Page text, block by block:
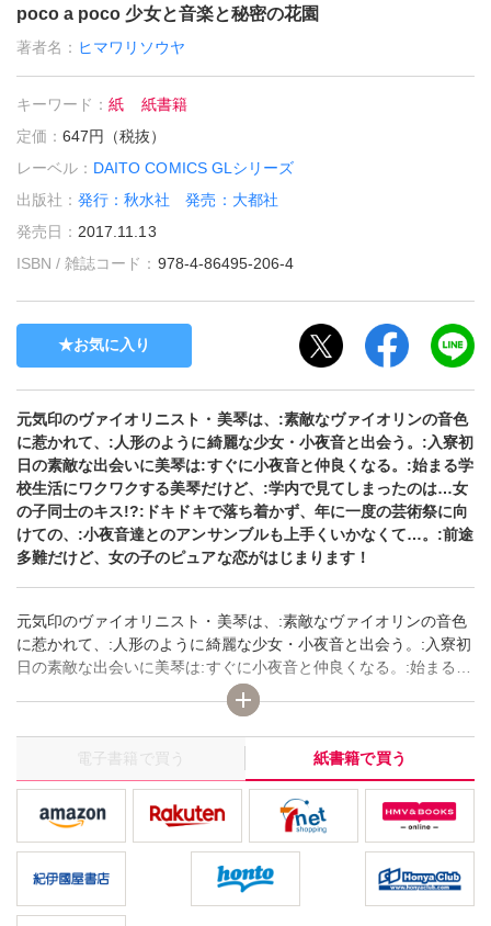
poco a poco 少女と音楽と秘密の花園
著者名： ヒマワリソウヤ
キーワード：紙
紙書籍
定価：647円（税抜）
レーベル： DAITO COMICS GLシリーズ
出版社：発行：秋水社 発売：大都社
発売日： 2017.11.13
ISBN / 雑誌コード： 978-4-86495-206-4
お気に入り
元気印のヴァイオリニスト・美琴は、:素敵なヴァイオリンの音色
に惹かれて、:人形のように綺麗な少女・小夜音と出会う。:入寮初
日の素敵な出会いに美琴は:すぐに小夜音と仲良くなる。:始まる学
校生活にワクワクする美琴だけど、:学内で見てしまったのは…女
の子同士のキス!?:ドキドキで落ち着かず、年に一度の芸術祭に向
けての、:小夜音達とのアンサンブルも上手くいかなくて…。:前途
多難だけど、女の子のピュアな恋がはじまります！
元気印のヴァイオリニスト・美琴は、:素敵なヴァイオリンの音色
に惹かれて、:人形のように綺麗な少女・小夜音と出会う。:入寮初
日の素敵な出会いに美琴は:すぐに小夜音と仲良くなる。:始まる学
校生活にワクワクする美琴だけど、:学内で見てしまったのは…女
の子同士のキス!?:ドキドキで落ち着かず、年に一度の芸術祭に向
けての、:小夜音達とのアンサンブルも上手くいかなくて…。:前途
多難だけど、女の子のピュアな恋がはじまります！
電子書籍で買う 紙書籍で買う